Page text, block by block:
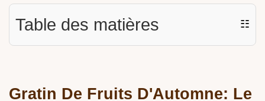
Table des matières ☷
Gratin De Fruits D'Automne: Le